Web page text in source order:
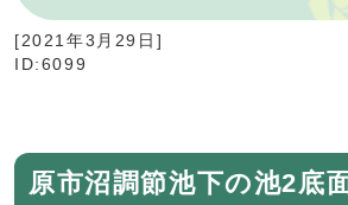
[2021年3月29日 ]
ID:6099
原市沼調節池下の池2底